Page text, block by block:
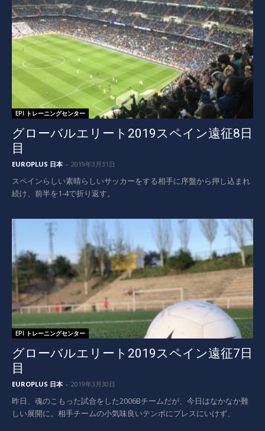
EPI トレーニングセンター
グローバルエリート2019スペイン遠征8日
目
EUROPLUS 日本 - 2019年3月31日
スペインらしい素晴らしいサッカーをする相手に序盤から押し込まれ
続け、前半を1-4で折り返す。
EPI トレーニングセンター
グローバルエリート2019スペイン遠征7日
目
EUROPLUS 日本 - 2019年3月30日
昨日、魂のこもった試合をした2006Bチームだが、今日はなかなか難
しい展開に。相手チームの小気味良いテンポにプレスにいけず、